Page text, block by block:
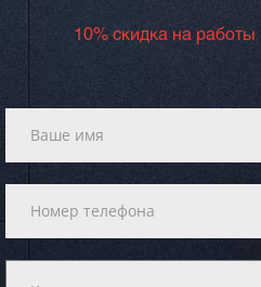
10% скидка на работы